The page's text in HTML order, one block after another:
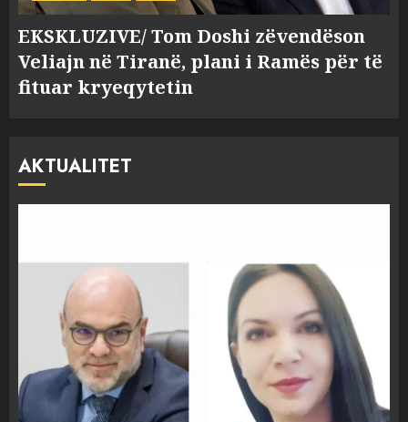
EKSKLUZIVE/ Tom Doshi zëvendëson
Veliajn në Tiranë, plani i Ramës për të
fituar kryeqytetin
AKTUALITET